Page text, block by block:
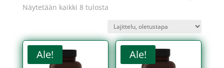
Näytetään kaikki 8 tulosta
Ale! Ale!